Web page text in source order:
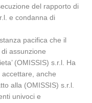
del rapporto di
e condanna di
pacifica che il
assunzione
(OMISSIS) s.r.l. Ha
accettare, anche
alla (OMISSIS) s.r.l.
univoci e